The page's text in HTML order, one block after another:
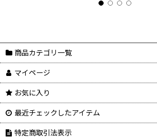
商品カテゴリ一覧
マイページ
お気に入り
最近チェックしたアイテム
特定商取引法表示